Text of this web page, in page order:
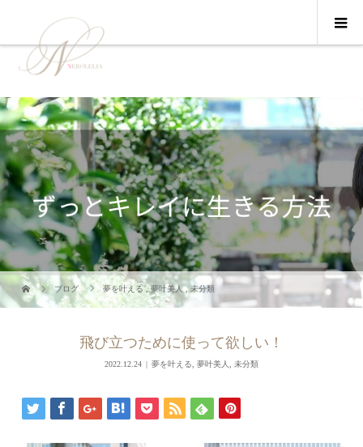
ブログ 夢を叶える ,夢叶美人 ,未分類
飛び立つために使って欲しい！
2022.12.24 夢を叶える, 夢叶美人, 未分類